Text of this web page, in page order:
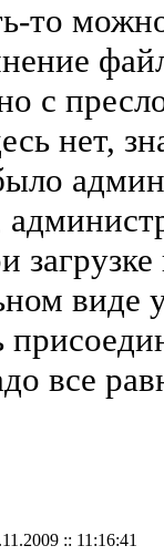
то
с
нет,
виде
все
:: 11:16:41